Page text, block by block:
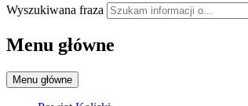
Wyszukiwana fraza
Menu główne
Menu główne